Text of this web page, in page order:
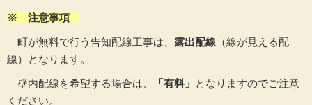
※ 注意事項
町が無料で行う告知配線工事は、 露出配線 （線が見える配
線）となります。
壁内配線を希望する場合は、 「有料」 となりますのでご注意
ください。